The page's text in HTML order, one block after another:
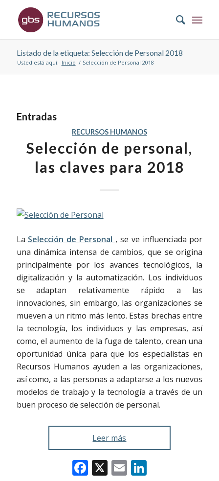
Listado de la etiqueta: Selección de Personal 2018
Usted está aquí: Inicio / Selección de Personal 2018
Entradas
RECURSOS HUMANOS
Selección de personal,
las claves para 2018
La Selección de Personal , se ve influenciada por
una dinámica intensa de cambios, que se origina
principalmente por los avances tecnológicos, la
digitalización y la automatización. Los individuos
se adaptan relativamente rápido a las
innovaciones, sin embargo, las organizaciones se
mueven a un ritmo más lento. Estas brechas entre
la tecnología, los individuos y las empresas, así
como, el aumento de la fuga de talento, crean una
oportunidad única para que los especialistas en
Recursos Humanos ayuden a las organizaciones,
así como, a las personas a adaptarse a los nuevos
modelos de trabajo y la tecnología a través de un
buen proceso de selección de personal.
Leer más
Facebook
X EmailLinkedIn